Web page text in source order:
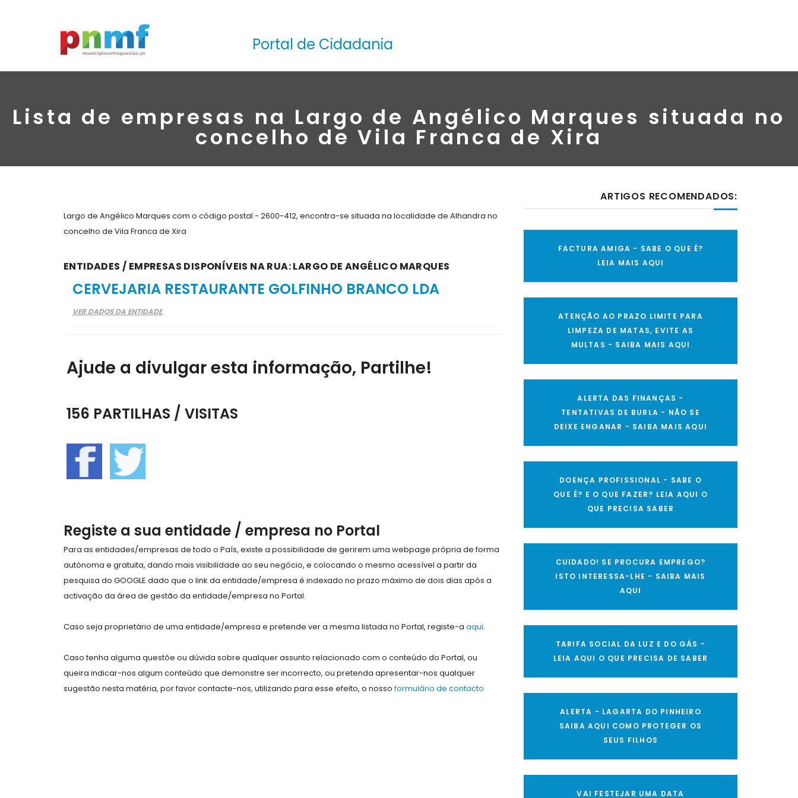
Portal de Cidadania
Lista de empresas na Largo de Angélico Marques situada no
concelho de Vila Franca de Xira
Largo de Angélico Marques com o código postal - 2600-412, encontra-se situada na localidade de Alhandra no
concelho de Vila Franca de Xira
ENTIDADES / EMPRESAS DISPONÍVEIS NA RUA: LARGO DE ANGÉLICO MARQUES
CERVEJARIA RESTAURANTE GOLFINHO BRANCO LDA
VER DADOS DA ENTIDADE
Ajude a divulgar esta informação, Partilhe!
156 PARTILHAS / VISITAS
Registe a sua entidade / empresa no Portal
Para as entidades/empresas de todo o País, existe a possibilidade de gerirem uma webpage própria de forma
autónoma e gratuita, dando mais visibilidade ao seu negócio, e colocando o mesmo acessível a partir da
pesquisa do GOOGLE dado que o link da entidade/empresa é indexado no prazo máximo de dois dias após a
activação da área de gestão da entidade/empresa no Portal.
Caso seja proprietário de uma entidade/empresa e pretende ver a mesma listada no Portal, registe-a aqui.
Caso tenha alguma questõe ou dúvida sobre qualquer assunto relacionado com o conteúdo do Portal, ou
queira indicar-nos algum conteúdo que demonstre ser incorrecto, ou pretenda apresentar-nos qualquer
sugestão nesta matéria, por favor contacte-nos, utilizando para esse efeito, o nossoformulário de contacto
ARTIGOS RECOMENDADOS:
FACTURA AMIGA - SABE O QUE É?
LEIA MAIS AQUI
ATENÇÃO AO PRAZO LIMITE PARA
LIMPEZA DE MATAS, EVITE AS
MULTAS - SAIBA MAIS AQUI
ALERTA DAS FINANÇAS -
TENTATIVAS DE BURLA - NÃO SE
DEIXE ENGANAR - SAIBA MAIS AQUI
DOENÇA PROFISSIONAL - SABE O
QUE É? E O QUE FAZER? LEIA AQUI O
QUE PRECISA SABER
CUIDADO! SE PROCURA EMPREGO?
ISTO INTERESSA-LHE - SAIBA MAIS
AQUI
TARIFA SOCIAL DA LUZ E DO GÁS -
LEIA AQUI O QUE PRECISA DE SABER
ALERTA - LAGARTA DO PINHEIRO
SAIBA AQUI COMO PROTEGER OS
SEUS FILHOS
VAI FESTEJAR UMA DATA